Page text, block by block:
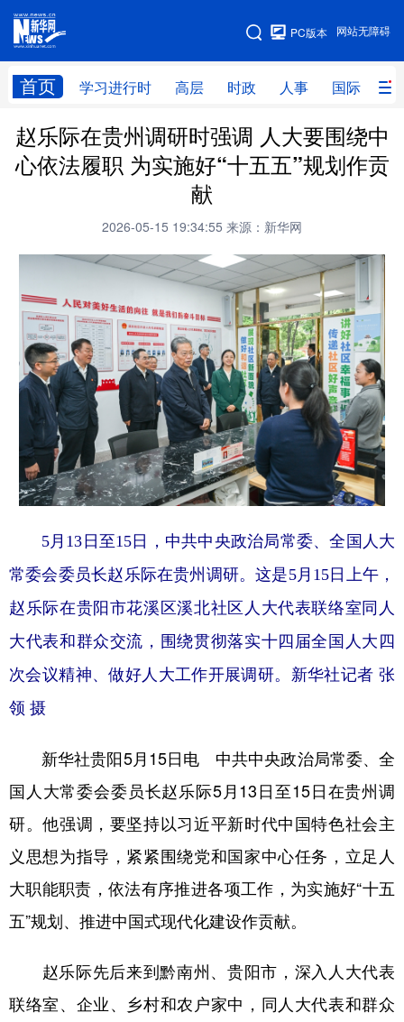
网站无障碍
PC版本
首页 学习进行时 高层 时政 人事 国际 财
网站地图
学习进行时 高层 时政 人事
国际 财经 网评 港澳
健康 军事
访谈 视频 图片 政务
法律 中央文件 金融 汽车
食品 人居 信息化 数字经济
学术中国 乡村振兴 银龄 溯源中国
城市 旅游 能源 会展
公益 一带一路 亚太网 上市公司
广东 广西 海南 重庆
四川 贵州 云南 西藏
陕西 甘肃 青海
新疆 内蒙古 黑龙江
赵乐际在贵州调研时强调 人大要围绕中
心依法履职 为实施好“十五五”规划作贡
献
2026-05-15 19:34:55 来源：新华网
5月13日至15日，中共中央政治局常委、全国人大
常委会委员长赵乐际在贵州调研。这是5月15日上午，
赵乐际在贵阳市花溪区溪北社区人大代表联络室同人
大代表和群众交流，围绕贯彻落实十四届全国人大四
次会议精神、做好人大工作开展调研。新华社记者 张
领 摄
新华社贵阳5月15日电 中共中央政治局常委、全
国人大常委会委员长赵乐际5月13日至15日在贵州调
研。他强调，要坚持以习近平新时代中国特色社会主
义思想为指导，紧紧围绕党和国家中心任务，立足人
大职能职责，依法有序推进各项工作，为实施好“十五
五”规划、推进中国式现代化建设作贡献。
赵乐际先后来到黔南州、贵阳市，深入人大代表
联络室、企业、乡村和农户家中，同人大代表和群众